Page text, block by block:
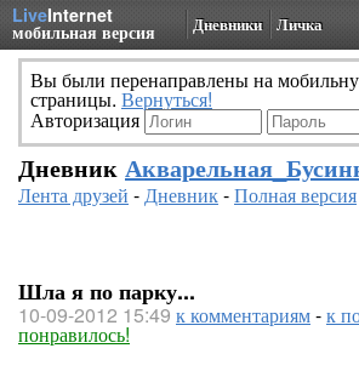
LiveInternet
мобильная версия Дневники Личка
Вы были перенаправлены на
страницы. Вернуться!
Авторизация
Дневник
Лента друзей -Дневник-Полная версия
Шла я по парку...
10-09-2012 15:49 к комментариям-к
понравилось!